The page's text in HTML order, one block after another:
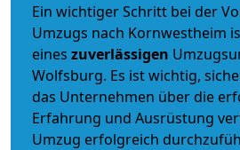
Ein wichtiger Schritt bei der
Umzugs nach Kornwestheim
eines zuverlässigen
Wolfsburg. Es ist wichtig,
das Unternehmen über die
Erfahrung und Ausrüstung
Umzug erfolgreich